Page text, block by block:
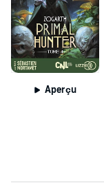
Aperçu